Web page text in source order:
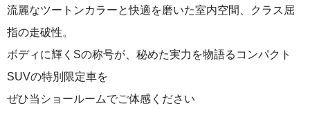
流麗なツートンカラーと快適を磨いた室内空間、クラス屈
指の走破性。
ボディに輝くSの称号が、秘めた実力を物語るコンパクト
SUVの特別限定車を
ぜひ当ショールームでご体感ください